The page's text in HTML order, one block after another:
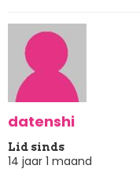
datenshi
Lid sinds
14 jaar 1 maand